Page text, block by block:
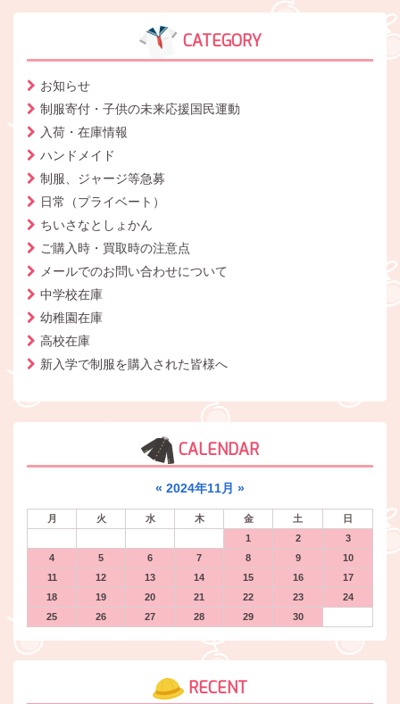
CATEGORY
お知らせ
制服寄付・子供の未来応援国民運動
入荷・在庫情報
ハンドメイド
制服、ジャージ等急募
日常（プライベート）
ちいさなとしょかん
ご購入時・買取時の注意点
メールでのお問い合わせについて
中学校在庫
幼稚園在庫
高校在庫
新入学で制服を購入された皆様へ
CALENDAR
« 2024年11月 »
月 火 水 木 金 土
日
1
2
3
4
5 6 7 8 9
10
11
12 13 14 15 16
17
18
19 20 21 22 23
24
25
26 27 28 29 30
RECENT